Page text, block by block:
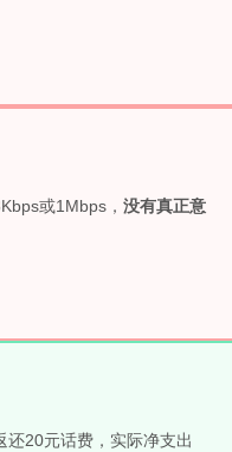
或1Mbps， 没有真正意
还20元话费，实际净支出